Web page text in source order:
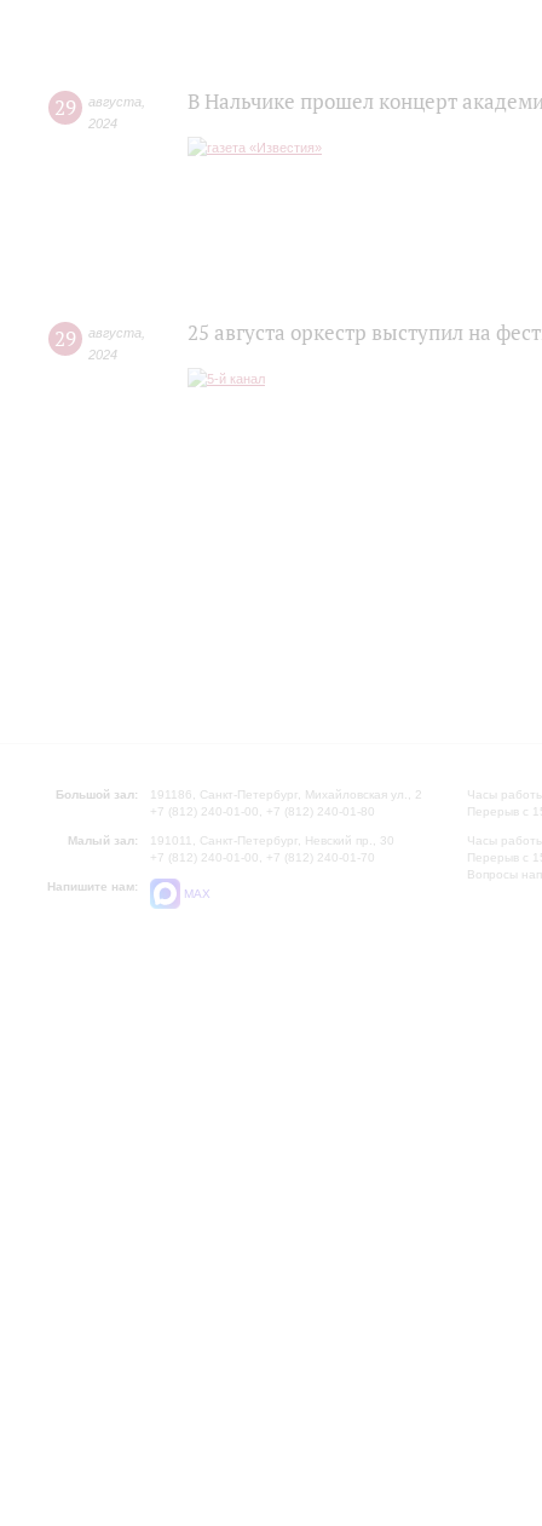
29 августа
2024
В Нальчике прошел концерт
29 августа
2024
25 августа оркестр выступил на
Большой зал:
191186, Санкт-Петербург, Михайловская ул., 2
+7 (812) 240-01-00, +7 (812) 240-01-80
Малый зал:
191011, Санкт-Петербург, Невский пр., 30
+7 (812) 240-01-00, +7 (812) 240-01-70
Напишите нам:
MAX
Часы
Перерыв с
Часы
Перерыв с
Вопросы